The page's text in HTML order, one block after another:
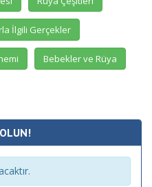
İlgili Gerçekler
Bebekler ve Rüya